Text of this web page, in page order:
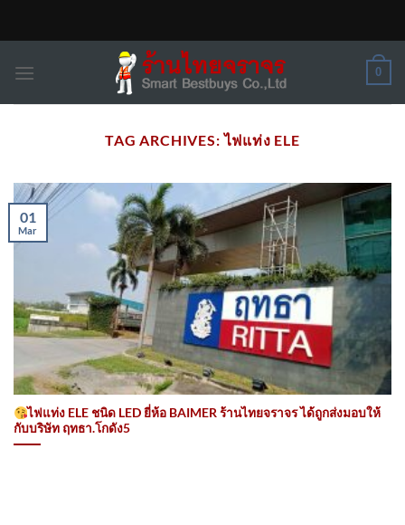
0
TAG ARCHIVES:ไฟแท่ง ELE
ไฟแท่ง ELE ชนิด LED ยี่ห้อ BAIMER ร้านไทยจราจร ได้ถูกส่งมอบให้
กับบริษัท ฤทธา.โกดัง5
01
Mar